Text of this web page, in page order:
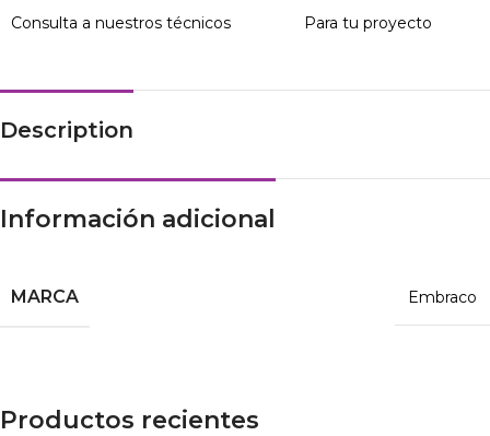
Consulta a nuestros técnicos Para tu proyecto
Description
Información adicional
MARCA Embraco
Productos recientes